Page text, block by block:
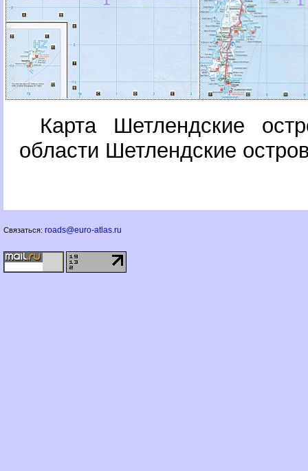
Карта Шетлендские
области Шетлендские
Связаться: roads@euro-atlas.ru